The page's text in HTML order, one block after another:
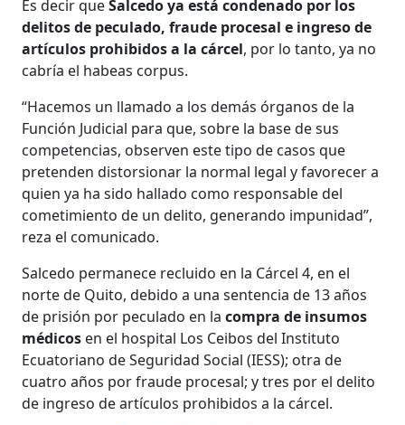
Es decir queSalcedo ya está condenado por los
delitos de peculado, fraude procesal e ingreso de
artículos prohibidos a la cárcel, por lo tanto, ya no
cabría el habeas corpus.
“Hacemos un llamado a los demás órganos de la
Función Judicial para que, sobre la base de sus
competencias, observen este tipo de casos que
pretenden distorsionar la normal legal y favorecer a
quien ya ha sido hallado como responsable del
cometimiento de un delito, generando impunidad”,
reza el comunicado.
Salcedo permanece recluido en la Cárcel 4, en el
norte de Quito, debido a una sentencia de 13 años
de prisión por peculado en lacompra de insumos
médicos en el hospital Los Ceibos del Instituto
Ecuatoriano de Seguridad Social (IESS); otra de
cuatro años por fraude procesal; y tres por el delito
de ingreso de artículos prohibidos a la cárcel.